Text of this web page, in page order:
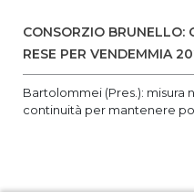
CONSORZIO BRUNELLO:
RESE PER VENDEMMIA
Bartolommei (Pres.): misura
continuità per mantenere